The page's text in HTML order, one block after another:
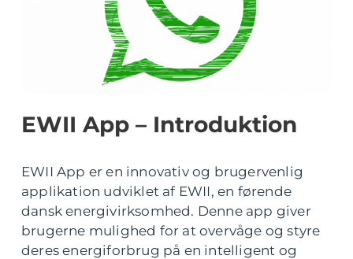
EWII App – Introduktion
EWII App er en innovativ og brugervenlig
applikation udviklet af EWII, en førende
dansk energivirksomhed. Denne app giver
brugerne mulighed for at overvåge og styre
deres energiforbrug på en intelligent og